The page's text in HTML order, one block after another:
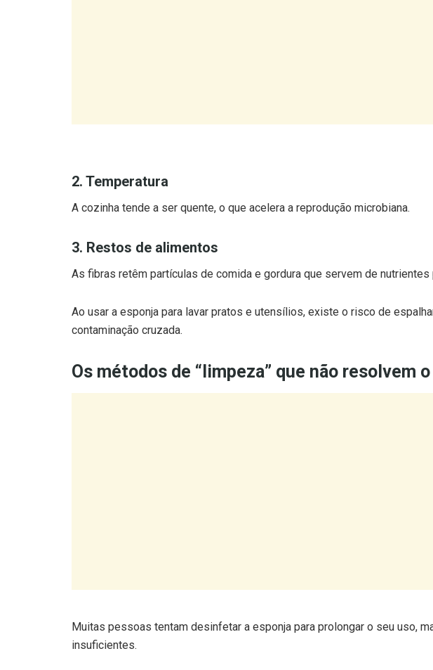
A cozinha tende a ser quente, o que acelera a reprodução microbiana.
3. Restos de alimentos
As fibras retêm partículas de comida e gordura que servem de nutrientes
Ao usar a esponja para lavar pratos e utensílios, existe o risco de
insuficientes.
Detergente:remove sujidade, mas não elimina as bactérias mais
Água quente ou fervura: